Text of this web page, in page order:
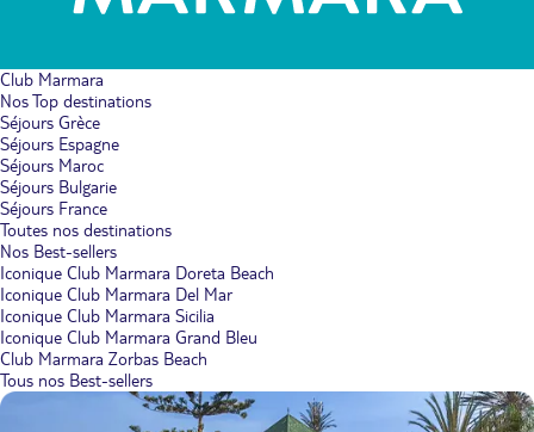
Club Marmara
Nos Top destinations
Séjours Grèce
Séjours Espagne
Séjours Maroc
Séjours Bulgarie
Séjours France
Toutes nos destinations
Nos Best-sellers
Iconique Club Marmara Doreta Beach
Iconique Club Marmara Del Mar
Iconique Club Marmara Sicilia
Iconique Club Marmara Grand Bleu
Club Marmara Zorbas Beach
Tous nos Best-sellers